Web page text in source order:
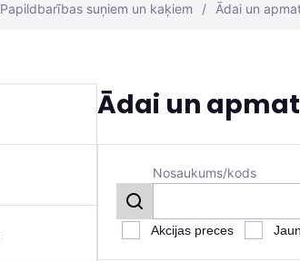
Papildbarības suņiem un kaķiem / Ādai un
Ādai un
Nosaukums/kods
Akcijas preces